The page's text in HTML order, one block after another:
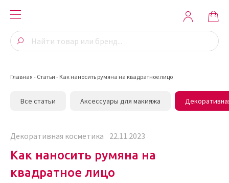
Главная - Статьи - Как наносить румяна на квадратное лицо
Все статьи Аксессуары для макияжа
Декоративная косметика 22.11.2023
Как наносить румяна на
квадратное лицо